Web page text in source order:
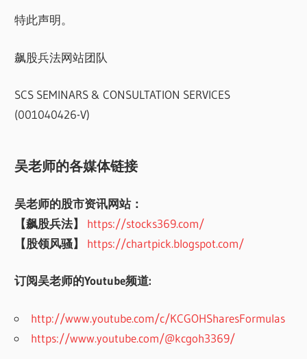
特此声明。
飙股兵法网站团队
SCS SEMINARS & CONSULTATION SERVICES
(001040426-V)
吴老师的各媒体链接
吴老师的股市资讯网站：
【飙股兵法】
https://stocks369.com/
【股领风骚】
https://chartpick.blogspot.com/
订阅吴老师的Youtube频道:
http://www.youtube.com/c/KCGOHSharesFormulas
https://www.youtube.com/@kcgoh3369/